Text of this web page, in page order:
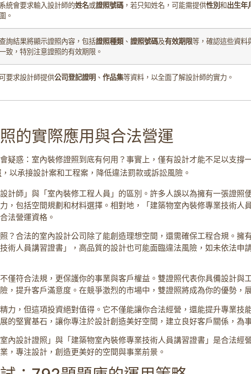
系統會要求輸入設計師的姓名或證照號碼，若只知姓名，可能需提供性別和出生年
圍。
詢結果將顯示證照內容，包括證照種類、 證照號碼及有效期限等，確認這些資料
致，特別注意證照的有效期限。
要求設計師提供公司登記證明 、 作品集等資料，以全面了解設計師的實力。
的實際應用與合法營運
疑惑：室內裝修證照到底有何用？事實上，僅有設計才能不足以支
，以承接設計案和工程案，降低違法罰款或訴訟風險。
計師」與「室內裝修工程人員」的區別。許多人誤以為擁有一張證
，包括空間規劃和材料選擇。相對地，「建築物室內裝修專業技術
法營運資格。
？合法的室內設計公司除了能創造理想空間，還需確保工程合規。
技術人員講習證書」，高品質的設計也可能面臨違法風險，如未依法
僅符合法規，更保護你的事業與客戶權益。雙證照代表你具備設計
，提升客戶滿意度。在競爭激烈的市場中，雙證照將成為你的優勢，
力，但這項投資絕對值得。它不僅能讓你合法經營，還能提升專業
的堅實基石，讓你專注於設計創造美好空間，建立良好客戶關係，為
內設計證照」與「建築物室內裝修專業技術人員講習證書」是合法
，專注設計，創造更美好的空間與事業前景。